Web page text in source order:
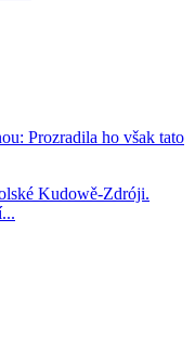
Prozradila ho však tato
Kudowě-Zdróji.